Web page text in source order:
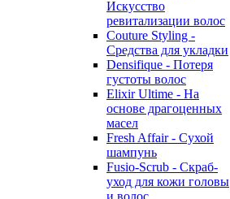
Искусство
ревитализации волос
Couture Styling -
Средства для укладки
Densifique - Потеря
густоты волос
Elixir Ultime - На
основе драгоценных
масел
Fresh Affair - Сухой
шампунь
Fusio-Scrub - Скраб-
уход для кожи головы
и волос